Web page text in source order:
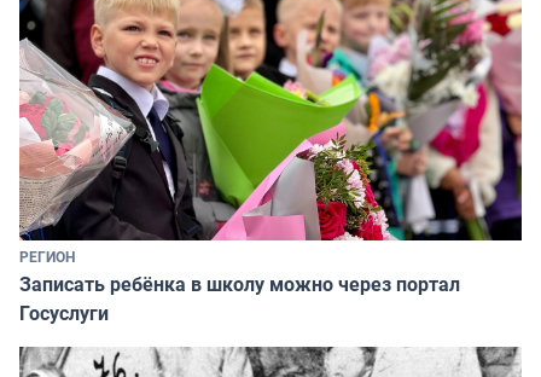
РЕГИОН
Записать ребёнка в школу можно через портал
Госуслуги